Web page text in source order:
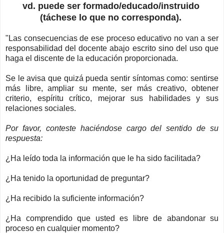
vd. puede ser formado/educado/instruido
(táchese lo que no corresponda).
"Las consecuencias de ese proceso educativo no van a ser
responsabilidad del docente abajo escrito sino del uso que
haga el discente de la educación proporcionada.
Se le avisa que quizá pueda sentir síntomas como: sentirse
más libre, ampliar su mente, ser más creativo, obtener
criterio, espíritu crítico, mejorar sus habilidades y sus
relaciones sociales.
Por favor, conteste haciéndose cargo del sentido de su
respuesta:
¿Ha leído toda la información que le ha sido facilitada?
¿Ha tenido la oportunidad de preguntar?
¿Ha recibido la suficiente información?
¿Ha comprendido que usted es libre de abandonar su
proceso en cualquier momento?